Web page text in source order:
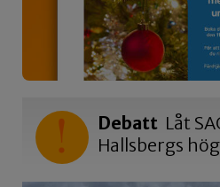
Debatt Låt
Hallsbergs